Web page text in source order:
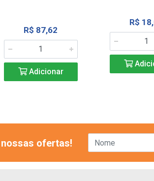
R$ 87,62
Adicionar
R$
ofertas!